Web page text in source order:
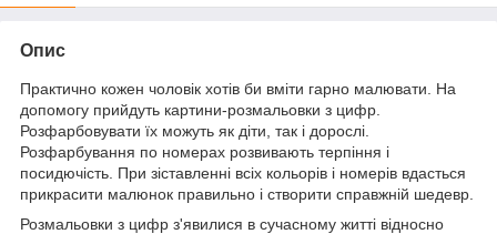
Опис
Практично кожен чоловік хотів би вміти гарно малювати. На
допомогу прийдуть картини-розмальовки з цифр.
Розфарбовувати їх можуть як діти, так і дорослі.
Розфарбування по номерах розвивають терпіння і
посидючість. При зіставленні всіх кольорів і номерів вдасться
прикрасити малюнок правильно і створити справжній шедевр.
Розмальовки з цифр з'явилися в сучасному житті відносно